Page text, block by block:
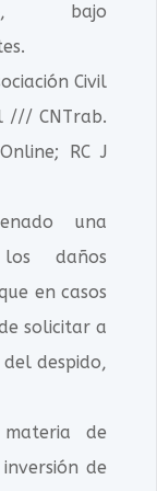
bajo
Civil
/// CNTrab.
RC J
una
daños
en casos
solicitar a
despido,
de
de